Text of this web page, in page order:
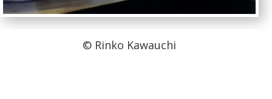
© Rinko Kawauchi